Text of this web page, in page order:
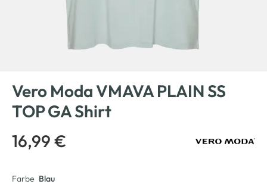
Vero Moda VMAVA PLAIN SS
TOP GA Shirt
16,99 €
Farbe Blau